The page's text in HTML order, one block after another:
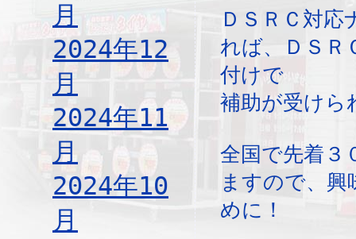
月
2024年12
月
2024年11
月
2024年10
月
ＤＳＲＣ対応
れば、ＤＳＲ
付けで
補助が受けら
全国で先着３
ますので、
めに！